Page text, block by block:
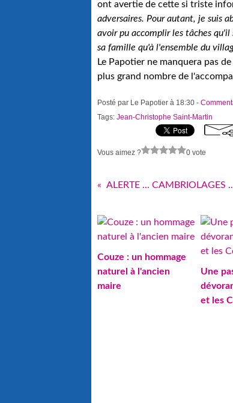
ont avertie de cette si triste
adversaires. Pour autant, je suis
avoir pu accomplir les tâches qu'il
sa famille qu'à l'ensemble du
Le Papotier ne manquera pas
plus grand nombre de
Posté par Le Papotier à 18:30 -
Tags: Jean-Christophe Saint-Martin
Vous aimez ? 0 vote
ALERTE ... CAMBRIOLAGES
Couze : un hommage
naturel à l'ancien
maire
Une
et les